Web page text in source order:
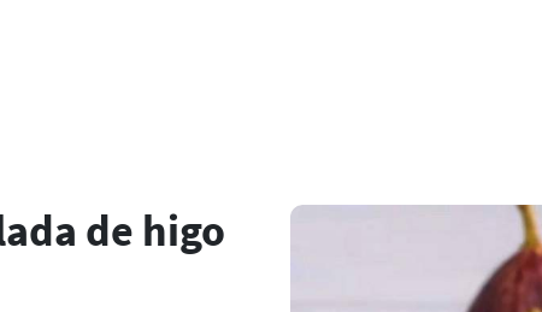
de higo